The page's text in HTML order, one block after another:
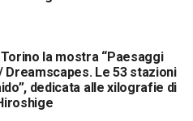
la mostra “Paesaggi
Dreamscapes. Le 53 stazioni
dedicata alle xilografie di